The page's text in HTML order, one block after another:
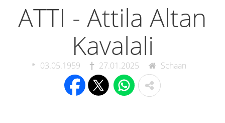
ATTI - Attila Altan
Kavalali
03.05.1959 27.01.2025 Schaan